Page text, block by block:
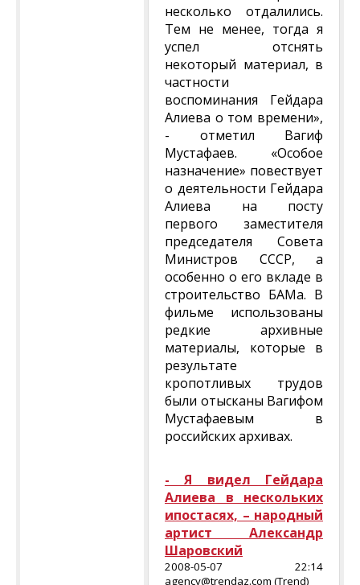
несколько отдалились.
Тем не менее, тогда я
успел отснять
некоторый материал, в
частности
воспоминания Гейдара
Алиева о том времени»,
- отметил Вагиф
Мустафаев. «Особое
назначение» повествует
о деятельности Гейдара
Алиева на посту
первого заместителя
председателя Совета
Министров СССР, а
особенно о его вкладе в
строительство БАМа. В
фильме использованы
редкие архивные
материалы, которые в
результате
кропотливых трудов
были отысканы Вагифом
Мустафаевым в
российских архивах.
- Я видел Гейдара
Алиева в нескольких
ипостасях, – народный
артист Александр
Шаровский
2008-05-07 22:14
agency@trendaz.com (Trend)